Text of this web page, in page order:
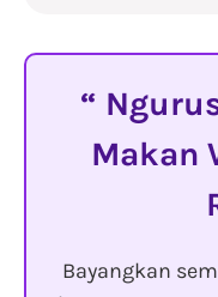
Makan
Bayangkan